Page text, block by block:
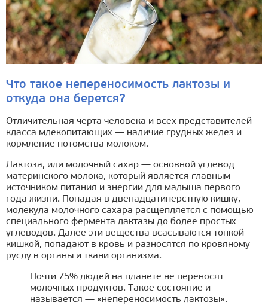
Что такое непереносимость лактозы и
откуда она берется?
Отличительная черта человека и всех представителей
класса млекопитающих — наличие грудных желёз и
кормление потомства молоком.
Лактоза, или молочный сахар — основной углевод
материнского молока, который является главным
источником питания и энергии для малыша первого
года жизни. Попадая в двенадцатиперстную кишку,
молекула молочного сахара расщепляется с помощью
специального фермента лактазы до более простых
углеводов. Далее эти вещества всасываются тонкой
кишкой, попадают в кровь и разносятся по кровяному
руслу в органы и ткани организма.
Почти 75% людей на планете не переносят
молочных продуктов. Такое состояние и
называется — «непереносимость лактозы».